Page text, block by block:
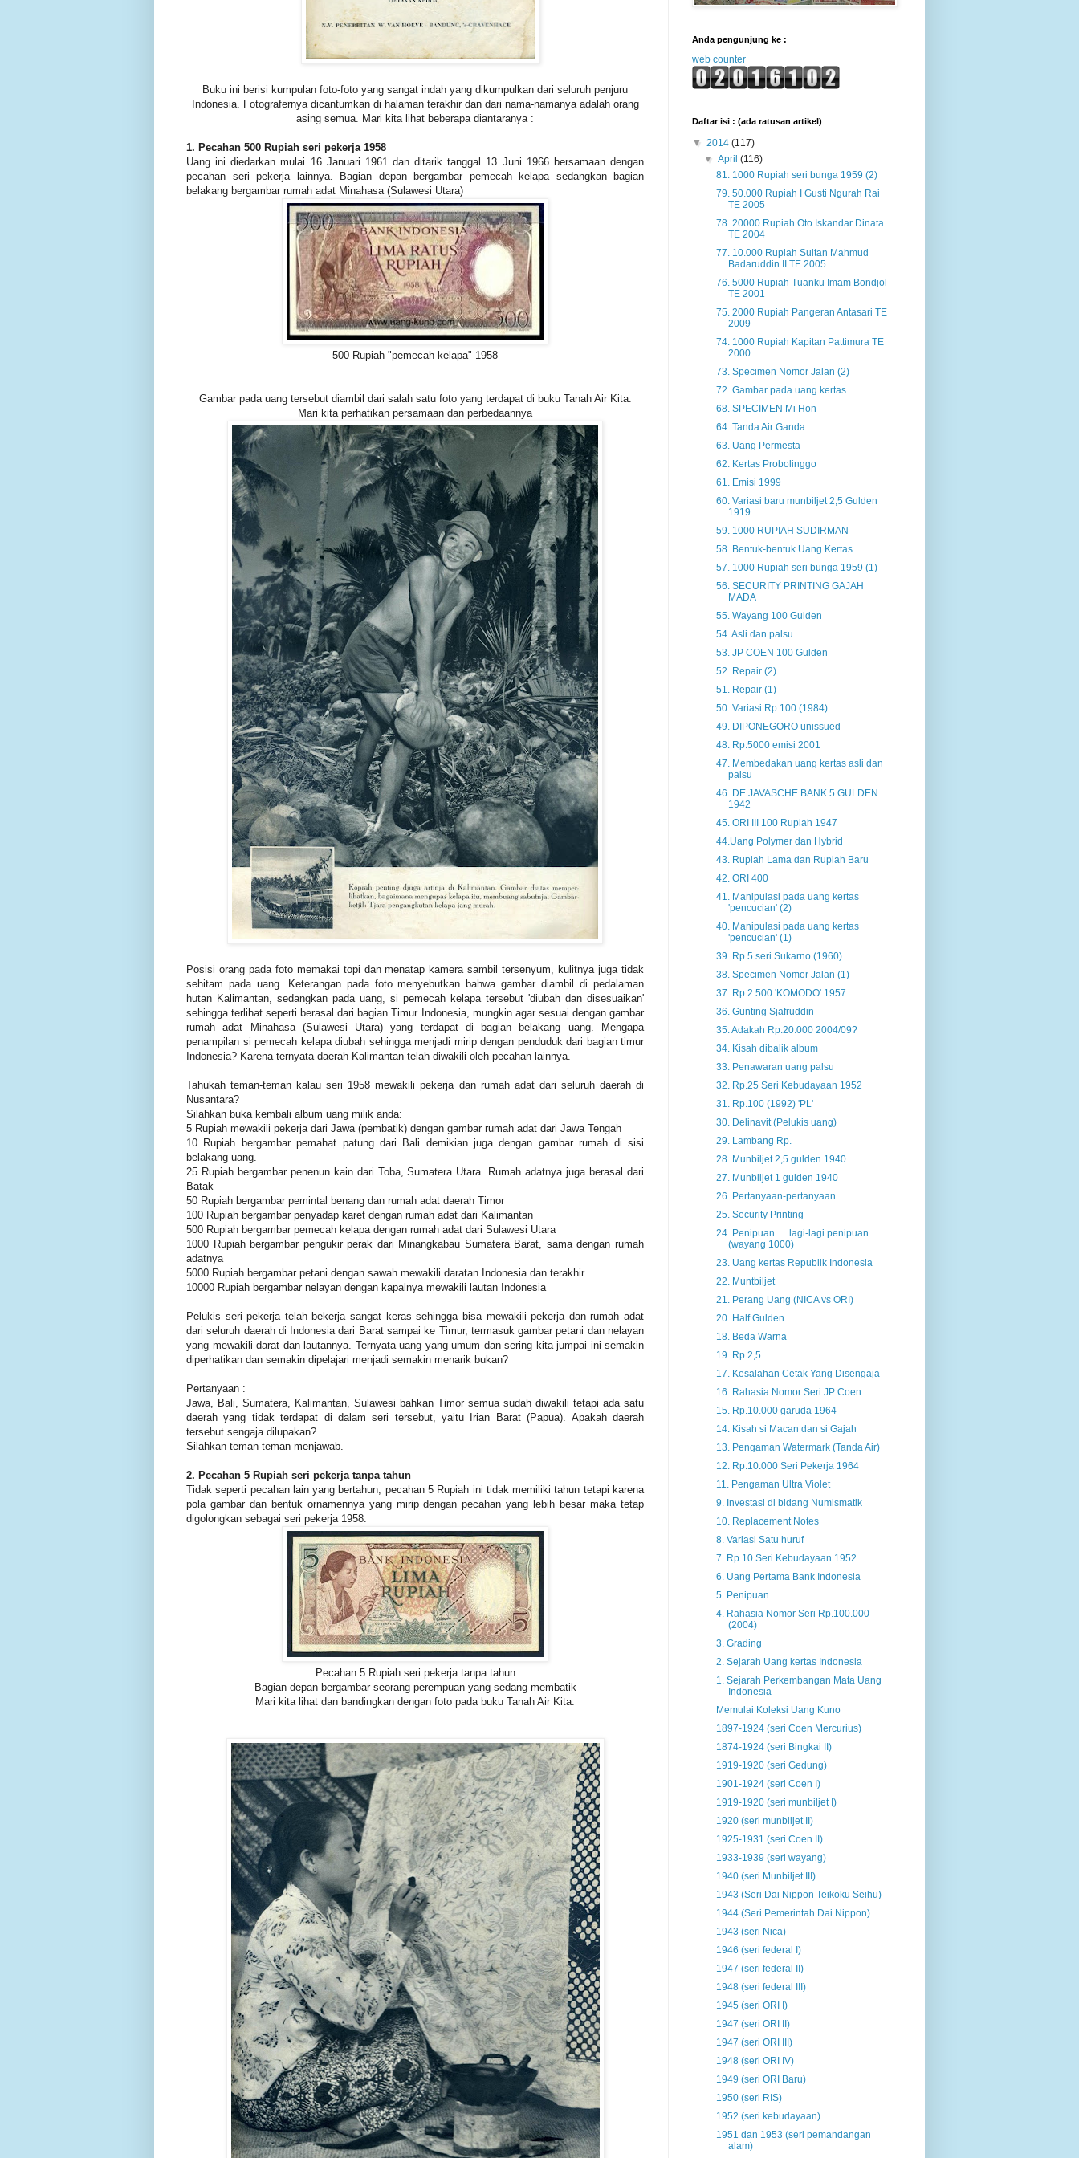
Buku ini berisi kumpulan foto-foto yang sangat indah yang dikumpulkan dari seluruh penjuru
Indonesia. Fotografernya dicantumkan di halaman terakhir dan dari nama-namanya adalah orang
asing semua. Mari kita lihat beberapa diantaranya :
1. Pecahan 500 Rupiah seri pekerja 1958
Uang ini diedarkan mulai 16 Januari 1961 dan ditarik tanggal 13 Juni 1966 bersamaan dengan
pecahan seri pekerja lainnya. Bagian depan bergambar pemecah kelapa sedangkan bagian
belakang bergambar rumah adat Minahasa (Sulawesi Utara)
500 Rupiah "pemecah kelapa" 1958
Gambar pada uang tersebut diambil dari salah satu foto yang terdapat di buku Tanah Air Kita.
Mari kita perhatikan persamaan dan perbedaannya
Posisi orang pada foto memakai topi dan menatap kamera sambil tersenyum, kulitnya juga tidak
sehitam pada uang. Keterangan pada foto menyebutkan bahwa gambar diambil di pedalaman
hutan Kalimantan, sedangkan pada uang, si pemecah kelapa tersebut 'diubah dan disesuaikan'
sehingga terlihat seperti berasal dari bagian Timur Indonesia, mungkin agar sesuai dengan gambar
rumah adat Minahasa (Sulawesi Utara) yang terdapat di bagian belakang uang. Mengapa
penampilan si pemecah kelapa diubah sehingga menjadi mirip dengan penduduk dari bagian timur
Indonesia? Karena ternyata daerah Kalimantan telah diwakili oleh pecahan lainnya.
Tahukah teman-teman kalau seri 1958 mewakili pekerja dan rumah adat dari seluruh daerah di
Nusantara?
Silahkan buka kembali album uang milik anda:
5 Rupiah mewakili pekerja dari Jawa (pembatik) dengan gambar rumah adat dari Jawa Tengah
10 Rupiah bergambar pemahat patung dari Bali demikian juga dengan gambar rumah di sisi
belakang uang.
25 Rupiah bergambar penenun kain dari Toba, Sumatera Utara. Rumah adatnya juga berasal dari
Batak
50 Rupiah bergambar pemintal benang dan rumah adat daerah Timor
100 Rupiah bergambar penyadap karet dengan rumah adat dari Kalimantan
500 Rupiah bergambar pemecah kelapa dengan rumah adat dari Sulawesi Utara
1000 Rupiah bergambar pengukir perak dari Minangkabau Sumatera Barat, sama dengan rumah
adatnya
5000 Rupiah bergambar petani dengan sawah mewakili daratan Indonesia dan terakhir
10000 Rupiah bergambar nelayan dengan kapalnya mewakili lautan Indonesia
Pelukis seri pekerja telah bekerja sangat keras sehingga bisa mewakili pekerja dan rumah adat
dari seluruh daerah di Indonesia dari Barat sampai ke Timur, termasuk gambar petani dan nelayan
yang mewakili darat dan lautannya. Ternyata uang yang umum dan sering kita jumpai ini semakin
diperhatikan dan semakin dipelajari menjadi semakin menarik bukan?
Pertanyaan :
Jawa, Bali, Sumatera, Kalimantan, Sulawesi bahkan Timor semua sudah diwakili tetapi ada satu
daerah yang tidak terdapat di dalam seri tersebut, yaitu Irian Barat (Papua). Apakah daerah
tersebut sengaja dilupakan?
Silahkan teman-teman menjawab.
2. Pecahan 5 Rupiah seri pekerja tanpa tahun
Tidak seperti pecahan lain yang bertahun, pecahan 5 Rupiah ini tidak memiliki tahun tetapi karena
pola gambar dan bentuk ornamennya yang mirip dengan pecahan yang lebih besar maka tetap
digolongkan sebagai seri pekerja 1958.
Pecahan 5 Rupiah seri pekerja tanpa tahun
Bagian depan bergambar seorang perempuan yang sedang membatik
Mari kita lihat dan bandingkan dengan foto pada buku Tanah Air Kita:
Anda pengunjung ke :
web counter
Daftar isi : (ada ratusan artikel)
▼ 2014 (117)
▼April(116)
81. 1000 Rupiah seri bunga 1959 (2)
79. 50.000 Rupiah I Gusti Ngurah Rai
TE 2005
78. 20000 Rupiah Oto Iskandar Dinata
TE 2004
77. 10.000 Rupiah Sultan Mahmud
Badaruddin II TE 2005
76. 5000 Rupiah Tuanku Imam Bondjol
TE 2001
75. 2000 Rupiah Pangeran Antasari TE
2009
74. 1000 Rupiah Kapitan Pattimura TE
2000
73. Specimen Nomor Jalan (2)
72. Gambar pada uang kertas
68. SPECIMEN Mi Hon
64. Tanda Air Ganda
63. Uang Permesta
62. Kertas Probolinggo
61. Emisi 1999
60. Variasi baru munbiljet 2,5 Gulden
1919
59. 1000 RUPIAH SUDIRMAN
58. Bentuk-bentuk Uang Kertas
57. 1000 Rupiah seri bunga 1959 (1)
56. SECURITY PRINTING GAJAH
MADA
55. Wayang 100 Gulden
54. Asli dan palsu
53. JP COEN 100 Gulden
52. Repair (2)
51. Repair (1)
50. Variasi Rp.100 (1984)
49. DIPONEGORO unissued
48. Rp.5000 emisi 2001
47. Membedakan uang kertas asli dan
palsu
46. DE JAVASCHE BANK 5 GULDEN
1942
45. ORI III 100 Rupiah 1947
44.Uang Polymer dan Hybrid
43. Rupiah Lama dan Rupiah Baru
42. ORI 400
41. Manipulasi pada uang kertas
'pencucian' (2)
40. Manipulasi pada uang kertas
'pencucian' (1)
39. Rp.5 seri Sukarno (1960)
38. Specimen Nomor Jalan (1)
37. Rp.2.500 'KOMODO' 1957
36. Gunting Sjafruddin
35. Adakah Rp.20.000 2004/09?
34. Kisah dibalik album
33. Penawaran uang palsu
32. Rp.25 Seri Kebudayaan 1952
31. Rp.100 (1992) 'PL'
30. Delinavit (Pelukis uang)
29. Lambang Rp.
28. Munbiljet 2,5 gulden 1940
27. Munbiljet 1 gulden 1940
26. Pertanyaan-pertanyaan
25. Security Printing
24. Penipuan .... lagi-lagi penipuan
(wayang 1000)
23. Uang kertas Republik Indonesia
22. Muntbiljet
21. Perang Uang (NICA vs ORI)
20. Half Gulden
18. Beda Warna
19. Rp.2,5
17. Kesalahan Cetak Yang Disengaja
16. Rahasia Nomor Seri JP Coen
15. Rp.10.000 garuda 1964
14. Kisah si Macan dan si Gajah
13. Pengaman Watermark (Tanda Air)
12. Rp.10.000 Seri Pekerja 1964
11. Pengaman Ultra Violet
9. Investasi di bidang Numismatik
10. Replacement Notes
8. Variasi Satu huruf
7. Rp.10 Seri Kebudayaan 1952
6. Uang Pertama Bank Indonesia
5. Penipuan
4. Rahasia Nomor Seri Rp.100.000
(2004)
3. Grading
2. Sejarah Uang kertas Indonesia
1. Sejarah Perkembangan Mata Uang
Indonesia
Memulai Koleksi Uang Kuno
1897-1924 (seri Coen Mercurius)
1874-1924 (seri Bingkai II)
1919-1920 (seri Gedung)
1901-1924 (seri Coen I)
1919-1920 (seri munbiljet I)
1920 (seri munbiljet II)
1925-1931 (seri Coen II)
1933-1939 (seri wayang)
1940 (seri Munbiljet III)
1943 (Seri Dai Nippon Teikoku Seihu)
1944 (Seri Pemerintah Dai Nippon)
1943 (seri Nica)
1946 (seri federal I)
1947 (seri federal II)
1948 (seri federal III)
1945 (seri ORI I)
1947 (seri ORI II)
1947 (seri ORI III)
1948 (seri ORI IV)
1949 (seri ORI Baru)
1950 (seri RIS)
1952 (seri kebudayaan)
1951 dan 1953 (seri pemandangan
alam)